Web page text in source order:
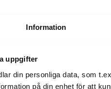
Information
uppgifter
din personliga data, som
på din enhet för att